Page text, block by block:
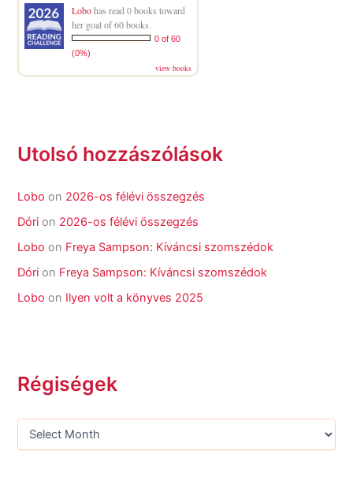
Lobohas read 0 books toward
her goal of 60 books.
0 of 60
(0%)
view books
Utolsó hozzászólások
Lobo on 2026-os félévi összegzés
Dóri on 2026-os félévi összegzés
Lobo on Freya Sampson: Kíváncsi szomszédok
Dóri on Freya Sampson: Kíváncsi szomszédok
Lobo on Ilyen volt a könyves 2025
Régiségek